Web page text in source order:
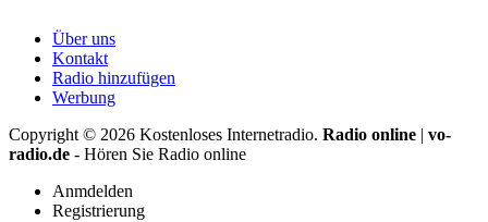
Über uns
Kontakt
Radio hinzufügen
Werbung
Copyright © 2026 Kostenloses Internetradio. Radio online | vo-
radio.de - Hören Sie Radio online
Anmdelden
Registrierung